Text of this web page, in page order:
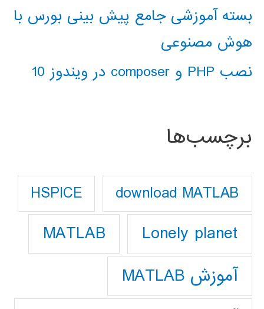
بسته آموزشی جامع پیش بینی بورس با
هوش مصنوعی
نصب PHP و composer در ویندوز 10
برچسب‌ها
download MATLAB
HSPICE
Lonely planet
MATLAB
آموزش MATLAB